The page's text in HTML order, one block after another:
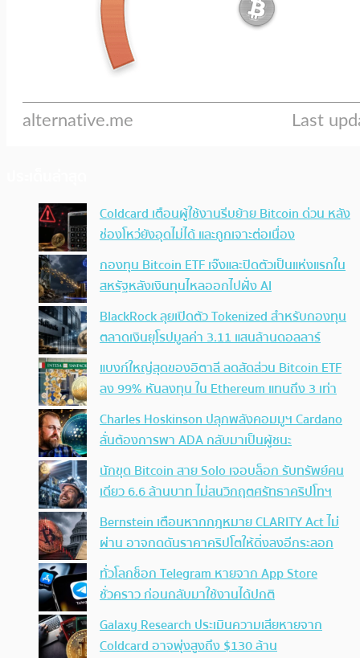
Coldcard เตือนผู้ใช้งานรีบย้าย Bitcoin ด่วน หลัง
ช่องโหว่ยังอุดไม่ได้ และถูกเจาะต่อเนื่อง
กองทุน Bitcoin ETF เจ๊งและปิดตัวเป็นแห่งแรกใน
สหรัฐหลังเงินทุนไหลออกไปฝั่ง AI
BlackRock ลุยเปิดตัว Tokenized สำหรับกองทุน
ตลาดเงินยุโรปมูลค่า 3.11 แสนล้านดอลลาร์
แบงก์ใหญ่สุดของอิตาลี ลดสัดส่วน Bitcoin ETF
ลง 99% หันลงทุน ใน Ethereum แทนถึง 3 เท่า
Charles Hoskinson ปลุกพลังคอมมูฯ Cardano
ลั่นต้องการพา ADA กลับมาเป็นผู้ชนะ
นักขุด Bitcoin สาย Solo เจอบล็อก รับทรัพย์คน
เดียว 6.6 ล้านบาท ไม่สนวิกฤตศรัทธาคริปโทฯ
Bernstein เตือนหากกฎหมาย CLARITY Act ไม่
ผ่าน อาจกดดันราคาคริปโตให้ดิ่งลงอีกระลอก
ทั่วโลกช็อก Telegram หายจาก App Store
ชั่วคราว ก่อนกลับมาใช้งานได้ปกติ
Galaxy Research ประเมินความเสียหายจาก
Coldcard อาจพุ่งสูงถึง $130 ล้าน